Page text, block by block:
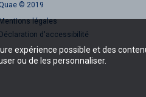
expérience possible et des
ou de les personnaliser.
Quae © 2019
légales
Déclaration d'accessibilité